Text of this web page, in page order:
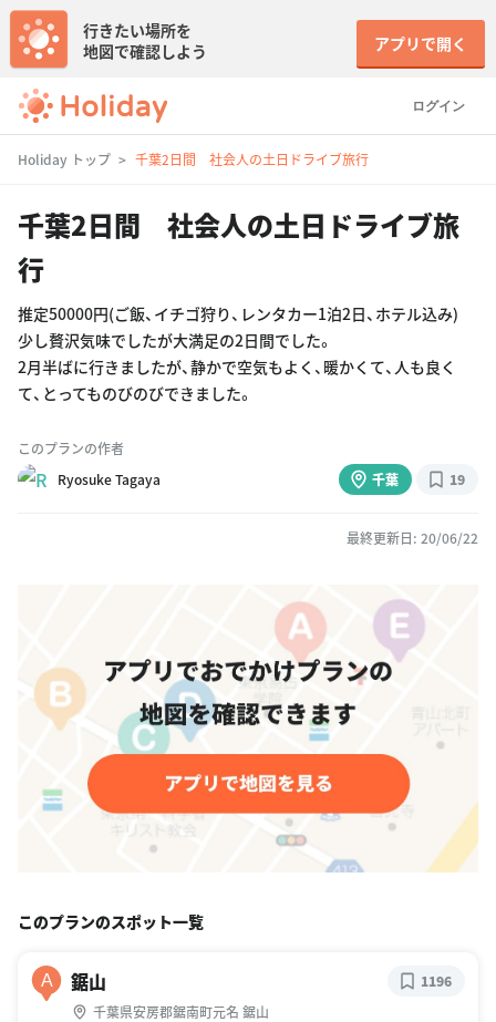
ログイン
行きたい場所を
地図で確認しよう
アプリで開く
Holiday トップ 千葉2日間 社会人の土日ドライブ旅行
千葉2日間 社会人の土日ドライブ旅
行
推定50000円(ご飯、イチゴ狩り、レンタカー1泊2日、ホテル込み)
少し贅沢気味でしたが大満足の2日間でした。
2月半ばに行きましたが、静かで空気もよく、暖かくて、人も良く
て、とってものびのびできました。
このプランの作者
Ryosuke Tagaya
千葉 19
最終更新日: 20/06/22
このプランのスポット一覧
A 鋸山
千葉県安房郡鋸南町元名 鋸山
1196